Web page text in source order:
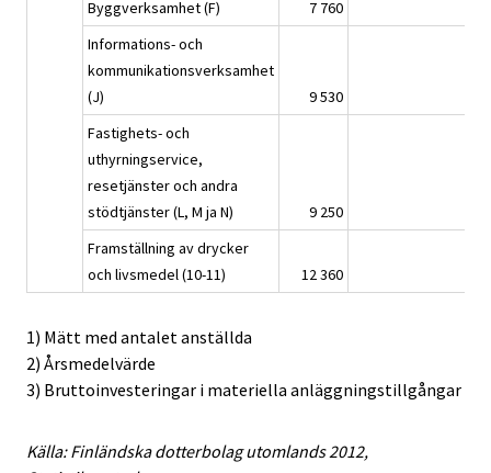
Byggverksamhet (F) 7 760
Informations- och
kommunikationsverksamhet
(J)
9 530
Fastighets- och
uthyrningservice,
resetjänster och andra
stödtjänster (L, M ja N)
9 250
Framställning av drycker
och livsmedel (10-11)
12 360
1) Mätt med antalet anställda
2) Årsmedelvärde
3) Bruttoinvesteringar i materiella anläggningstillgångar
Källa: Finländska dotterbolag utomlands 2012,